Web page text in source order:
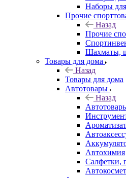
Наборы
Прочие
Назад
Прочие
Шахматы,
Товары для дома
Назад
Товары для дома
Автотовары
Назад
Автохимия
Салфетки,